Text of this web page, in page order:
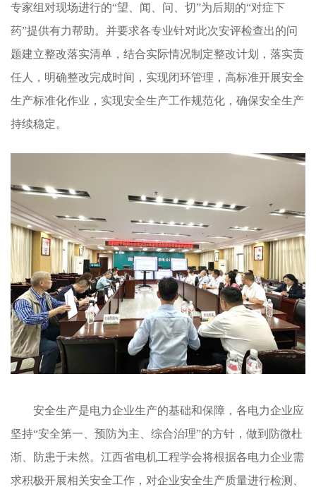
专家组对现场进行的“望、闻、问、切”为后期的“对症下
药”提供有力帮助。并要求各专业针对此次安评检查出的问
题建立整改落实清单，结合实际情况制定整改计划，落实责
任人，明确整改完成时间，实现闭环管理，高标准开展安全
生产标准化作业，实现安全生产工作规范化，确保安全生产
持续稳定。
安全生产是电力企业生产的基础和保障，各电力企业应
坚持“安全第一、预防为主、综合治理”的方针，做到防微杜
渐、防患于未然。江西省电机工程学会将根据各电力企业需
求积极开展相关安全工作，对企业安全生产质量进行检测、